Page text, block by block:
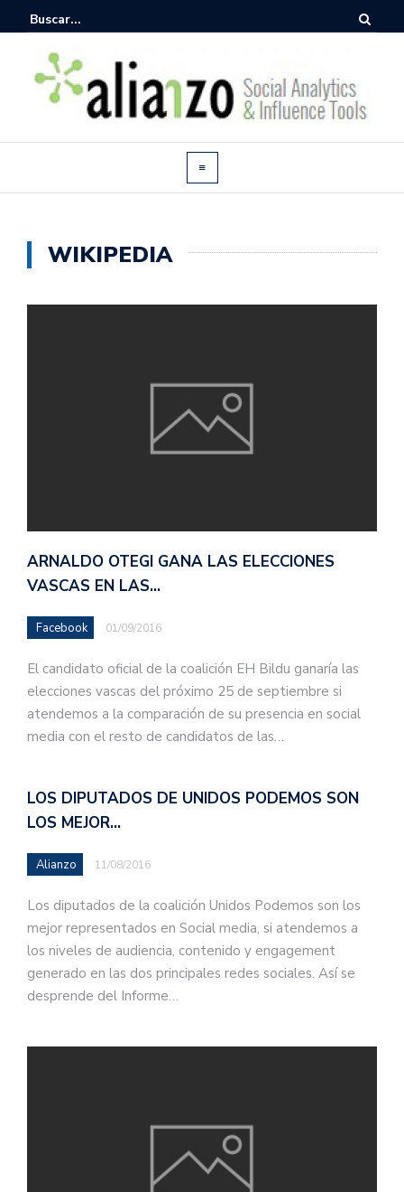
WIKIPEDIA
ARNALDO OTEGI GANA LAS ELECCIONES
VASCAS EN LAS…
Facebook 01/09/2016
El candidato oficial de la coalición EH Bildu ganaría las
elecciones vascas del próximo 25 de septiembre si
atendemos a la comparación de su presencia en social
media con el resto de candidatos de las…
LOS DIPUTADOS DE UNIDOS PODEMOS SON
LOS MEJOR…
Alianzo 11/08/2016
Los diputados de la coalición Unidos Podemos son los
mejor representados en Social media, si atendemos a
los niveles de audiencia, contenido y engagement
generado en las dos principales redes sociales. Así se
desprende del Informe…